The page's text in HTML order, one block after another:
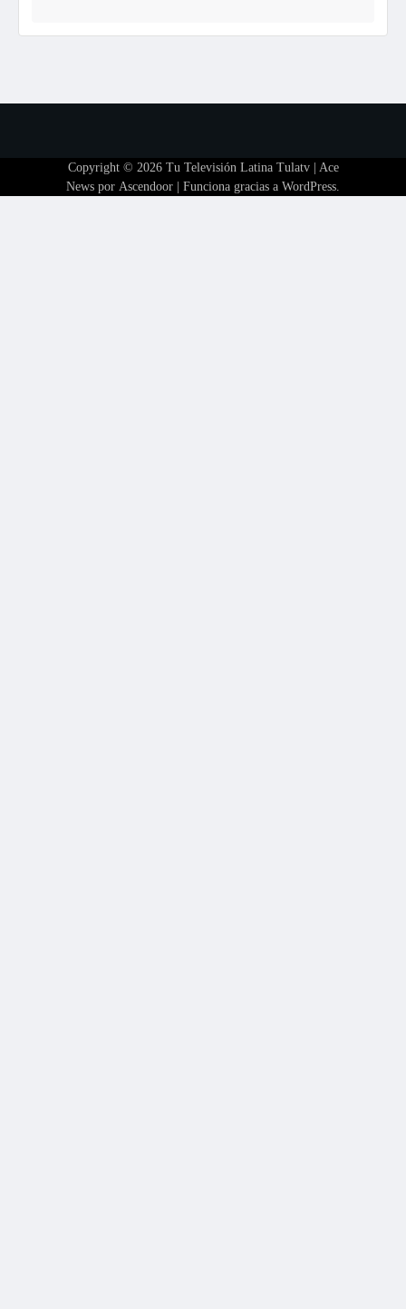
Copyright © 2026 Tu Televisión Latina Tulatv| Ace
News por Ascendoor | Funciona gracias a WordPress.